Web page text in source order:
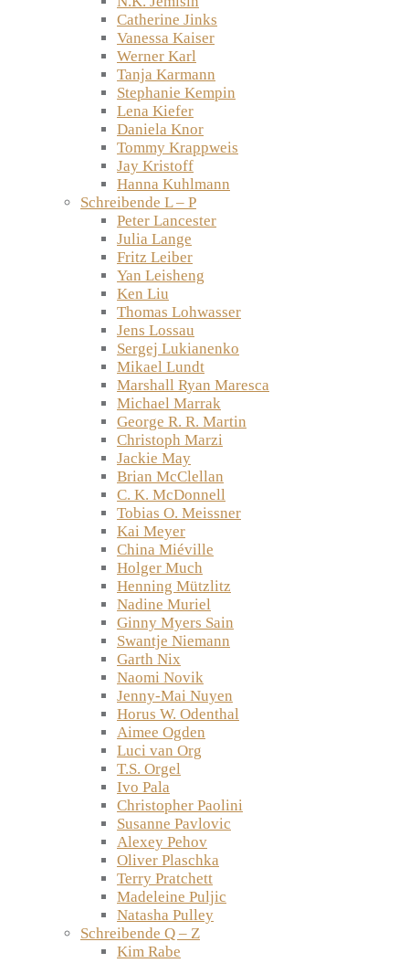
Catherine Jinks
Vanessa Kaiser
Werner Karl
Tanja Karmann
Stephanie Kempin
Lena Kiefer
Daniela Knor
Tommy Krappweis
Jay Kristoff
Hanna Kuhlmann
Schreibende L – P
Peter Lancester
Julia Lange
Fritz Leiber
Yan Leisheng
Ken Liu
Thomas Lohwasser
Jens Lossau
Sergej Lukianenko
Mikael Lundt
Marshall Ryan Maresca
Michael Marrak
George R. R. Martin
Christoph Marzi
Jackie May
Brian McClellan
C. K. McDonnell
Tobias O. Meissner
Kai Meyer
China Miéville
Holger Much
Henning Mützlitz
Nadine Muriel
Ginny Myers Sain
Swantje Niemann
Garth Nix
Naomi Novik
Jenny-Mai Nuyen
Horus W. Odenthal
Aimee Ogden
Luci van Org
T.S. Orgel
Ivo Pala
Christopher Paolini
Susanne Pavlovic
Alexey Pehov
Oliver Plaschka
Terry Pratchett
Madeleine Puljic
Natasha Pulley
Schreibende Q – Z
Kim Rabe